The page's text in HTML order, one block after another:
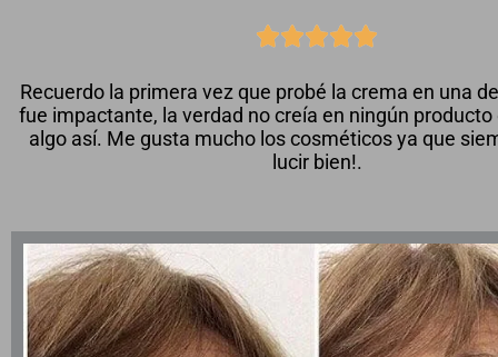

Recuerdo la primera vez que probé la crema en una
fue impactante, la verdad no creía en ningún
algo así. Me gusta mucho los cosméticos ya que
lucir bien!.